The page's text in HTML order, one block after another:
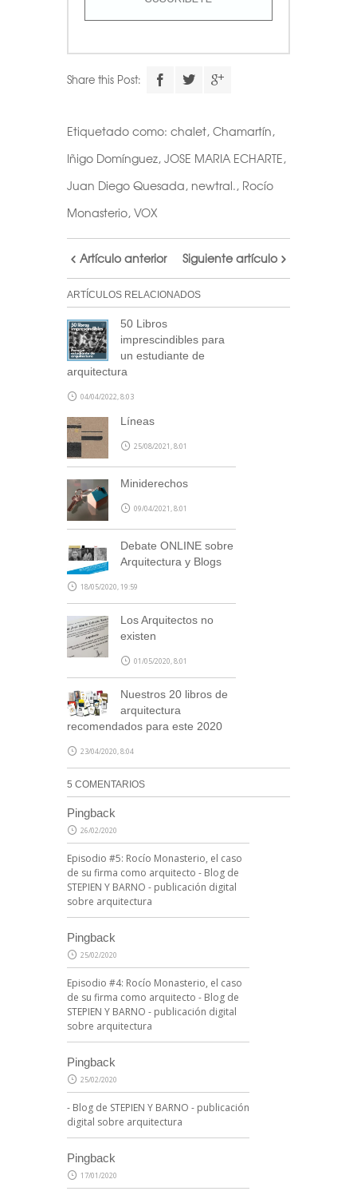
Share this Post:
Etiquetado como: chalet, Chamartín,
Iñigo Domínguez, JOSE MARIA ECHARTE,
Juan Diego Quesada, newtral., Rocío
Monasterio, VOX
Artículo anterior Siguiente artículo
ARTÍCULOS RELACIONADOS
50 Libros
imprescindibles para
un estudiante de
arquitectura
04/04/2022, 8:03
Líneas
25/08/2021, 8:01
Miniderechos
09/04/2021, 8:01
Debate ONLINE sobre
Arquitectura y Blogs
18/05/2020, 19:59
Los Arquitectos no
existen
01/05/2020, 8:01
Nuestros 20 libros de
arquitectura
recomendados para este 2020
23/04/2020, 8:04
5 COMENTARIOS
Pingback
26/02/2020
Episodio #5: Rocío Monasterio, el caso
de su firma como arquitecto - Blog de
STEPIEN Y BARNO - publicación digital
sobre arquitectura
Pingback
25/02/2020
Episodio #4: Rocío Monasterio, el caso
de su firma como arquitecto - Blog de
STEPIEN Y BARNO - publicación digital
sobre arquitectura
Pingback
25/02/2020
- Blog de STEPIEN Y BARNO - publicación
digital sobre arquitectura
Pingback
17/01/2020